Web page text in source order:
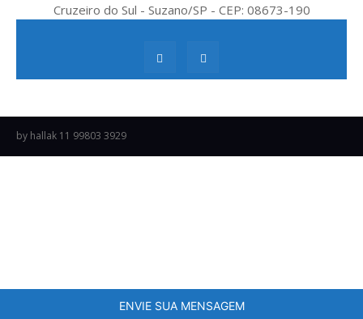
Cruzeiro do Sul - Suzano/SP - CEP: 08673-190
by hallak 11 99803 3929
ENVIE SUA MENSAGEM